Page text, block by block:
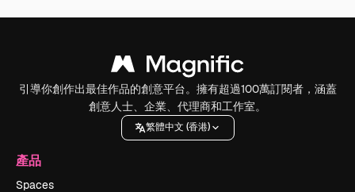
引導你創作出最佳作品的創意平台。擁有超過100萬訂閱者，涵蓋
創意人士、企業、代理商和工作室。
繁體中文 (香港)
產品
Spaces